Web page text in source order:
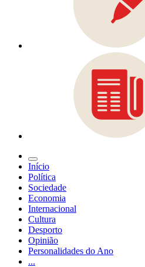
Início
Política
Sociedade
Economia
Internacional
Cultura
Desporto
Opinião
Personalidades do Ano
...